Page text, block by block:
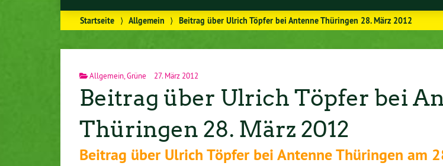
Startseite ⟩ Allgemein ⟩ Beitrag über Ulrich Töpfer bei Antenne Thüringen 28. März 2012
Allgemein Grüne 27. März 2012
Beitrag über Ulrich Töpfer bei
Thüringen 28. März 2012
Beitrag über Ulrich Töpfer bei Antenne Thüringen am